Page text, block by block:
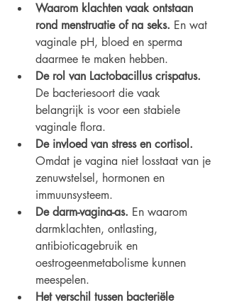
Waarom klachten vaak ontstaan
rond menstruatie of na seks. En wat
vaginale pH, bloed en sperma
daarmee te maken hebben.
De rol van Lactobacillus crispatus.
De bacteriesoort die vaak
belangrijk is voor een stabiele
vaginale flora.
De invloed van stress en cortisol.
Omdat je vagina niet losstaat van je
zenuwstelsel, hormonen en
immuunsysteem.
De darm-vagina-as. En waarom
darmklachten, ontlasting,
antibioticagebruik en
oestrogeenmetabolisme kunnen
meespelen.
Het verschil tussen bacteriële